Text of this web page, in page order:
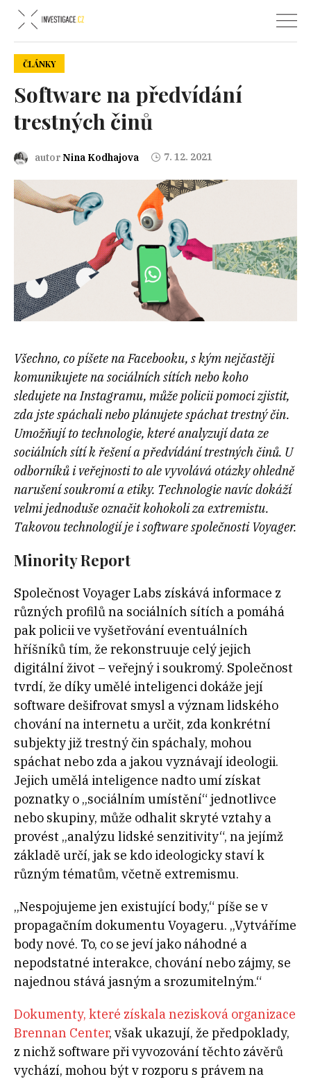
ČLÁNKY
Software na předvídání
trestných činů
autorNina Kodhajova 7. 12. 2021
Všechno, co píšete na Facebooku, s kým nejčastěji
komunikujete na sociálních sítích nebo koho
sledujete na Instagramu, může policii pomoci zjistit,
zda jste spáchali nebo plánujete spáchat trestný čin.
Umožňují to technologie, které analyzují data ze
sociálních sítí k řešení a předvídání trestných činů. U
odborníků i veřejnosti to ale vyvolává otázky ohledně
narušení soukromí a etiky. Technologie navíc dokáží
velmi jednoduše označit kohokoli za extremistu.
Takovou technologií je i software společnosti Voyager.
Minority Report
Společnost Voyager Labs získává informace z
různých profilů na sociálních sítích a pomáhá
pak policii ve vyšetřování eventuálních
hříšníků tím, že rekonstruuje celý jejich
digitální život – veřejný i soukromý. Společnost
tvrdí, že díky umělé inteligenci dokáže její
software dešifrovat smysl a význam lidského
chování na internetu a určit, zda konkrétní
subjekty již trestný čin spáchaly, mohou
spáchat nebo zda a jakou vyznávají ideologii.
Jejich umělá inteligence nadto umí získat
poznatky o „sociálním umístění“ jednotlivce
nebo skupiny, může odhalit skryté vztahy a
provést „analýzu lidské senzitivity“, na jejímž
základě určí, jak se kdo ideologicky staví k
různým tématům, včetně extremismu.
„Nespojujeme jen existující body,“ píše se v
propagačním dokumentu Voyageru. „Vytváříme
body nové. To, co se jeví jako náhodné a
nepodstatné interakce, chování nebo zájmy, se
najednou stává jasným a srozumitelným.“
Dokumenty, které získala nezisková organizace
Brennan Center, však ukazují, že předpoklady,
z nichž software při vyvozování těchto závěrů
vychází, mohou být v rozporu s právem na